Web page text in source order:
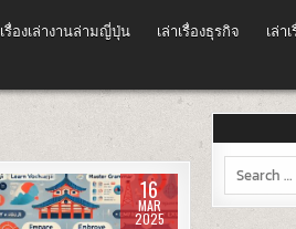
เรื่องเล่างานล่ามญี่ปุ่น เล่าเรื่องธุรกิจ เล่า
16
MAR
2025
Search
for: